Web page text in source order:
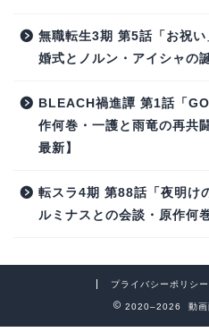
無職転生3期 第5話「お祝
婚式とノルン・アイシャの
BLEACH禍進譚 第1話「
作何巻・一護と雨竜の再共
最新】
転スラ4期 第88話「夜明け
ルミナスとの会談・原作何
プライバシーポリシー
2020–2026 動画